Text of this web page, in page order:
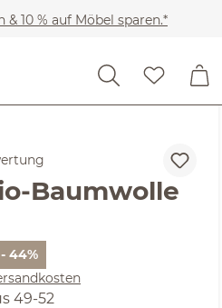
10 % auf Möbel sparen.*
von 5 von 5 Sternen
Baumwolle
Preis:
- 44%
49-52